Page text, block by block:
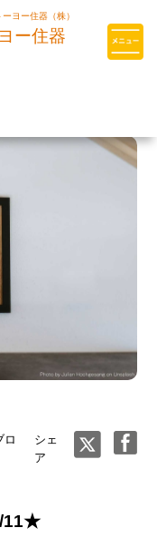
す
ヨー住器（株）
ー住器
ロ
シェ
ア
11★